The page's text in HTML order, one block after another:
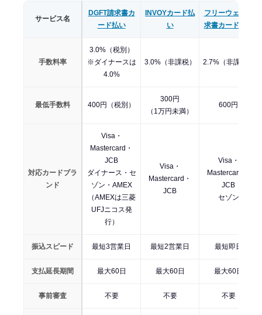
サービス名
DGFT請求書カ
ード払い
INVOYカード払
い
フリーウェイ請
求書カード払い
手数料率
3.0%（税別）
※ダイナースは
4.0%
3.0%（非課税） 2.7%（非課税）
最低手数料 400円（税別）
300円
（1万円未満）
600円
対応カードブラ
ンド
Visa・
Mastercard・
JCB
ダイナース・セ
ゾン・AMEX
（AMEXは三菱
UFJニコス発
行）
Visa・
Mastercard・
JCB
Visa・
Mastercard・
JCB
セゾン
振込スピード 最短3営業日 最短2営業日 最短即日
支払延長期間 最大60日 最大60日 最大60日
事前審査 不要 不要 不要